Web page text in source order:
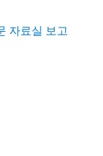
자료실 보고